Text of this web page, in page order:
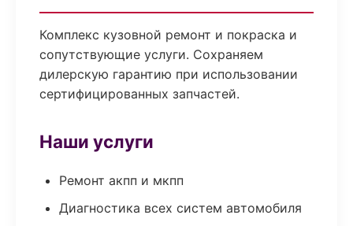
Комплекс кузовной ремонт и покраска и
сопутствующие услуги. Сохраняем
дилерскую гарантию при использовании
сертифицированных запчастей.
Наши услуги
Ремонт акпп и мкпп
Диагностика всех систем автомобиля